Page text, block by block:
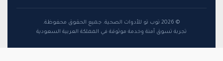
© 2026 توب تو للأدوات الصحية. جميع الحقوق محفوظة.
تجربة تسوق آمنة وخدمة موثوقة في المملكة العربية السعودية